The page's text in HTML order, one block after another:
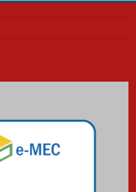
AGORA MACKENZIE RIO - ANO 6
A HISTÓRIA DA FACULDADE
PRESBITERIANA MACKENZIE
RIO ATÉ À SUA NOVA UNIDADE,
EM BOTAFOGO